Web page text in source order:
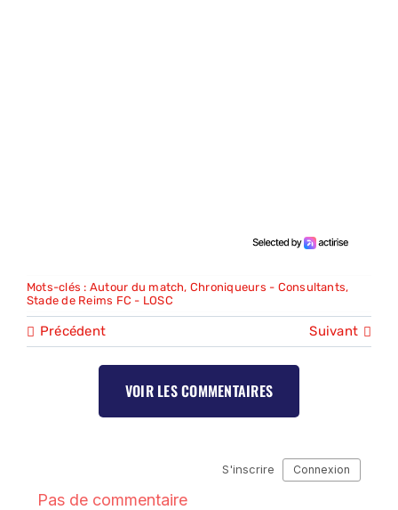
Mots-clés : Autour du match, Chroniqueurs - Consultants,
Stade de Reims FC - LOSC
Précédent Suivant
VOIR LES COMMENTAIRES